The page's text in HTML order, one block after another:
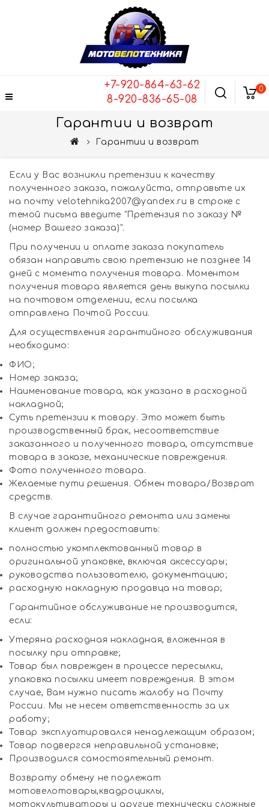
+7-920-864-63-62
8-920-836-65-08
0
Гарантии и возврат
Гарантии и возврат
Если у Вас возникли претензии к качеству
полученного заказа, пожалуйста, отправьте их
на почту velotehnika2007@yandex.ru в строке с
темой письма введите "Претензия по заказу №
(номер Вашего заказа)".
При получении и оплате заказа покупатель
обязан направить свою претензию не позднее 14
дней с момента получения товара. Моментом
получения товара является день выкупа посылки
на почтовом отделении, если посылка
отправлена Почтой России.
Для осуществления гарантийного обслуживания
необходимо:
ФИО;
Номер заказа;
Наименование товара, как указано в расходной
накладной;
Суть претензии к товару. Это может быть
производственный брак, несоответствие
заказанного и полученного товара, отсутствие
товара в заказе, механические повреждения.
Фото полученного товара.
Желаемые пути решения. Обмен товара/Возврат
средств.
В случае гарантийного ремонта или замены
клиент должен предоставить:
полностью укомплектованный товар в
оригинальной упаковке, включая аксессуары;
руководства пользователю, документацию;
расходную накладную продавца на товар;
Гарантийное обслуживание не производится,
если:
Утеряна расходная накладная, вложенная в
посылку при отправке;
Товар был поврежден в процессе пересылки,
упаковка посылки имеет повреждения. В этом
случае, Вам нужно писать жалобу на Почту
России. Мы не несем ответственность за их
работу;
Товар эксплуатировался ненадлежащим образом;
Товар подвергся неправильной установке;
Производился самостоятельный ремонт.
Возврату обмену не подлежат
мотовелотовары,квадроциклы,
мотокультиваторы и другие технически сложные